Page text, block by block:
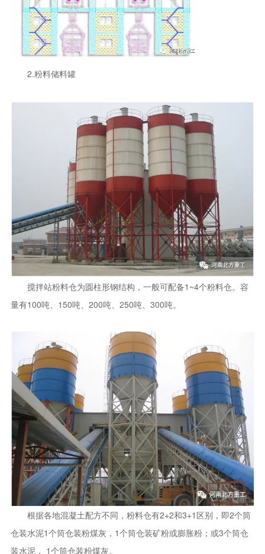
2.粉料储料罐
搅拌站粉料仓为圆柱形钢结构，一般可配备1~4个粉料仓。容
量有100吨、150吨、200吨、250吨、300吨。
根据各地混凝土配方不同，粉料仓有2+2和3+1区别，即2个筒
仓装水泥1个筒仓装粉煤灰，1个筒仓装矿粉或膨胀粉；或3个筒仓
装水泥， 1个筒仓装粉煤灰。